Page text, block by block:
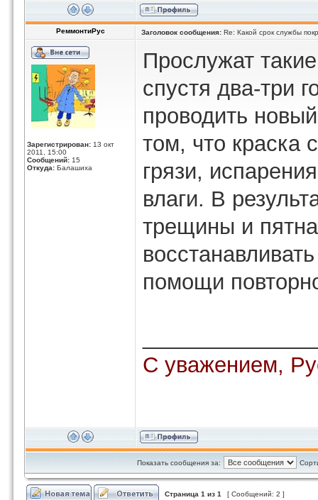
РеммонтиРус Заголовок сообщения: Re: Какой срок службы
Зарегистрирован: 13 окт
2011, 15:00
Сообщений: 15
Откуда: Балашиха
Прослужат
спустя два-три
проводить
том, что краска
грязи,
влаги. В
трещины и
помощи
С уважением,
Показать сообщения за:
Страница 1 из 1 [ Сообщений: 2 ]